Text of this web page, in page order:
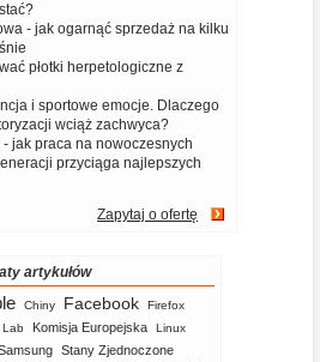
- jak ogarnąć sprzedaż na kilku
płotki herpetologiczne z
i sportowe emocje. Dlaczego
wciąż zachwyca?
jak praca na nowoczesnych
przyciąga najlepszych
Zapytaj o ofertę
artykułów
Chiny Facebook Firefox
Lab Komisja Europejska Linux
Stany Zjednoczone